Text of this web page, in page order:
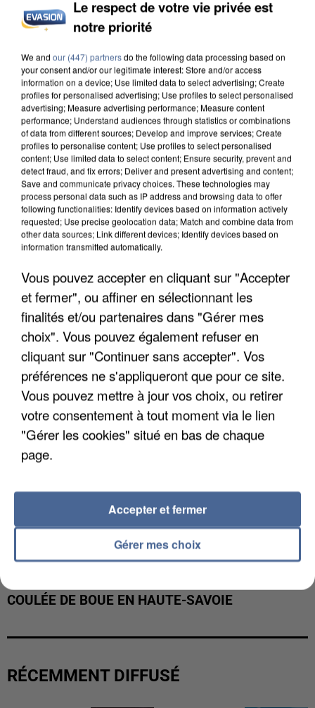
MAFIA INTERPELLÉ EN ALGÉRIE
UN SECOND CADRE DE LA DZ MAFIA
INTERPELLÉ EN ALGÉRIE
UNE TOURISTE DE L’OISE EMPORTÉE PAR UNE
COULÉE DE BOUE EN HAUTE-SAVOIE
RÉCEMMENT DIFFUSÉ
Le respect de votre vie privée est
notre priorité
We and our (447) partnersdo the following data processing based on
your consent and/or our legitimate interest: Store and/or access
information on a device; Use limited data to select advertising; Create
profiles for personalised advertising; Use profiles to select personalised
advertising; Measure advertising performance; Measure content
performance; Understand audiences through statistics or combinations
of data from different sources; Develop and improve services; Create
profiles to personalise content; Use profiles to select personalised
content; Use limited data to select content; Ensure security, prevent and
detect fraud, and fix errors; Deliver and present advertising and content;
Save and communicate privacy choices. These technologies may
process personal data such as IP address and browsing data to offer
following functionalities: Identify devices based on information actively
requested; Use precise geolocation data; Match and combine data from
other data sources; Link different devices; Identify devices based on
information transmitted automatically.
Vous pouvez accepter en cliquant sur "Accepter
et fermer", ou affiner en sélectionnant les
finalités et/ou partenaires dans "Gérer mes
choix". Vous pouvez également refuser en
cliquant sur "Continuer sans accepter". Vos
préférences ne s'appliqueront que pour ce site.
Vous pouvez mettre à jour vos choix, ou retirer
votre consentement à tout moment via le lien
"Gérer les cookies" situé en bas de chaque
page.
Gérer mes choix
Accepter et fermer